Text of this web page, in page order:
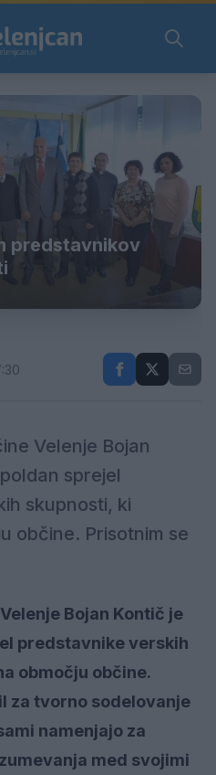
predstavnikov
Velenje Bojan
sprejel
skupnosti, ki
občine. Prisotnim se
Bojan Kontič je
predstavnike verskih
območju občine.
za tvorno sodelovanje
namenjajo za
med svojimi